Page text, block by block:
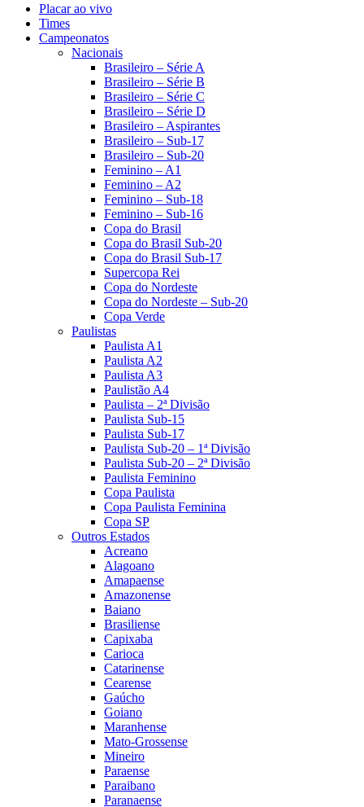
Placar ao vivo
Times
Campeonatos
Nacionais
Brasileiro – Série A
Brasileiro – Série B
Brasileiro – Série C
Brasileiro – Série D
Brasileiro – Aspirantes
Brasileiro – Sub-17
Brasileiro – Sub-20
Feminino – A1
Feminino – A2
Feminino – Sub-18
Feminino – Sub-16
Copa do Brasil
Copa do Brasil Sub-20
Copa do Brasil Sub-17
Supercopa Rei
Copa do Nordeste
Copa do Nordeste – Sub-20
Copa Verde
Paulistas
Paulista A1
Paulista A2
Paulista A3
Paulistão A4
Paulista – 2ª Divisão
Paulista Sub-15
Paulista Sub-17
Paulista Sub-20 – 1ª Divisão
Paulista Sub-20 – 2ª Divisão
Paulista Feminino
Copa Paulista
Copa Paulista Feminina
Copa SP
Outros Estados
Acreano
Alagoano
Amapaense
Amazonense
Baiano
Brasiliense
Capixaba
Carioca
Catarinense
Cearense
Gaúcho
Goiano
Maranhense
Mato-Grossense
Mineiro
Paraense
Paraibano
Paranaense